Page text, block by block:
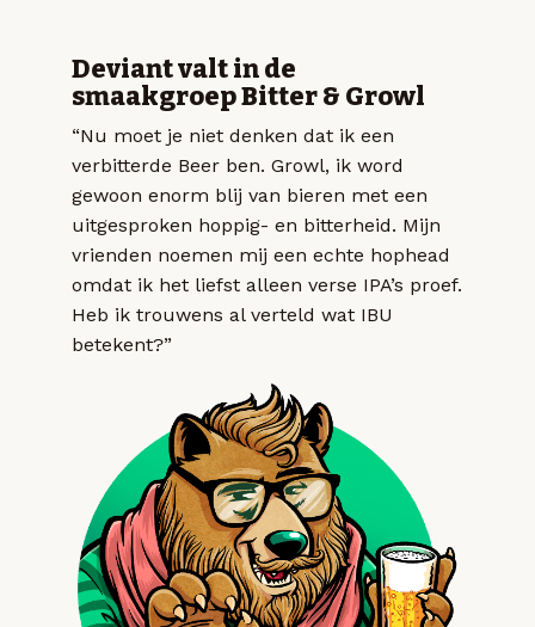
Deviant valt in de
smaakgroep Bitter & Growl
“Nu moet je niet denken dat ik een
verbitterde Beer ben. Growl, ik word
gewoon enorm blij van bieren met een
uitgesproken hoppig- en bitterheid. Mijn
vrienden noemen mij een echte hophead
omdat ik het liefst alleen verse IPA’s proef.
Heb ik trouwens al verteld wat IBU
betekent?”